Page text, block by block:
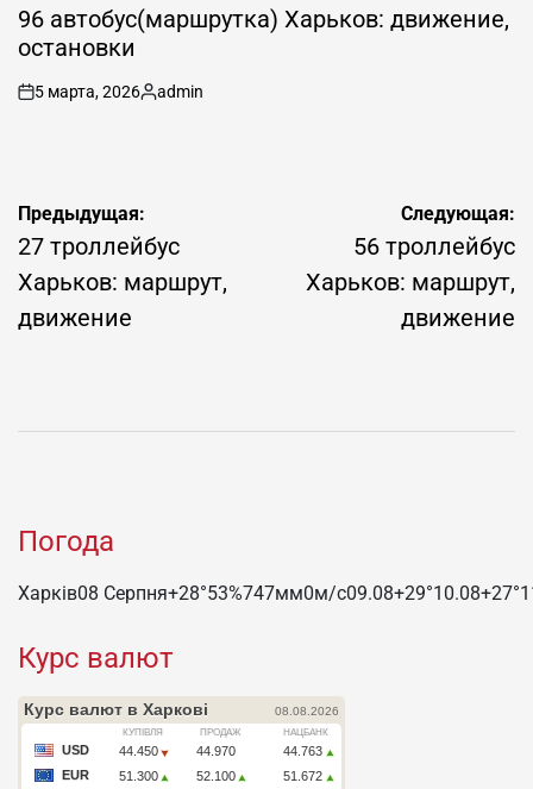
В
96 автобус(маршрутка) Харьков: движение,
остановки
on
5 марта, 2026
Запись
admin
Навигация
по
записям
Предыдущая:
27 троллейбус
Харьков: маршрут,
движение
Следующая:
56 троллейбус
Харьков: маршрут,
движение
Погода
Харків08 Серпня+28°53%747мм0м/c09.08+29°10.08+27°
Курс валют